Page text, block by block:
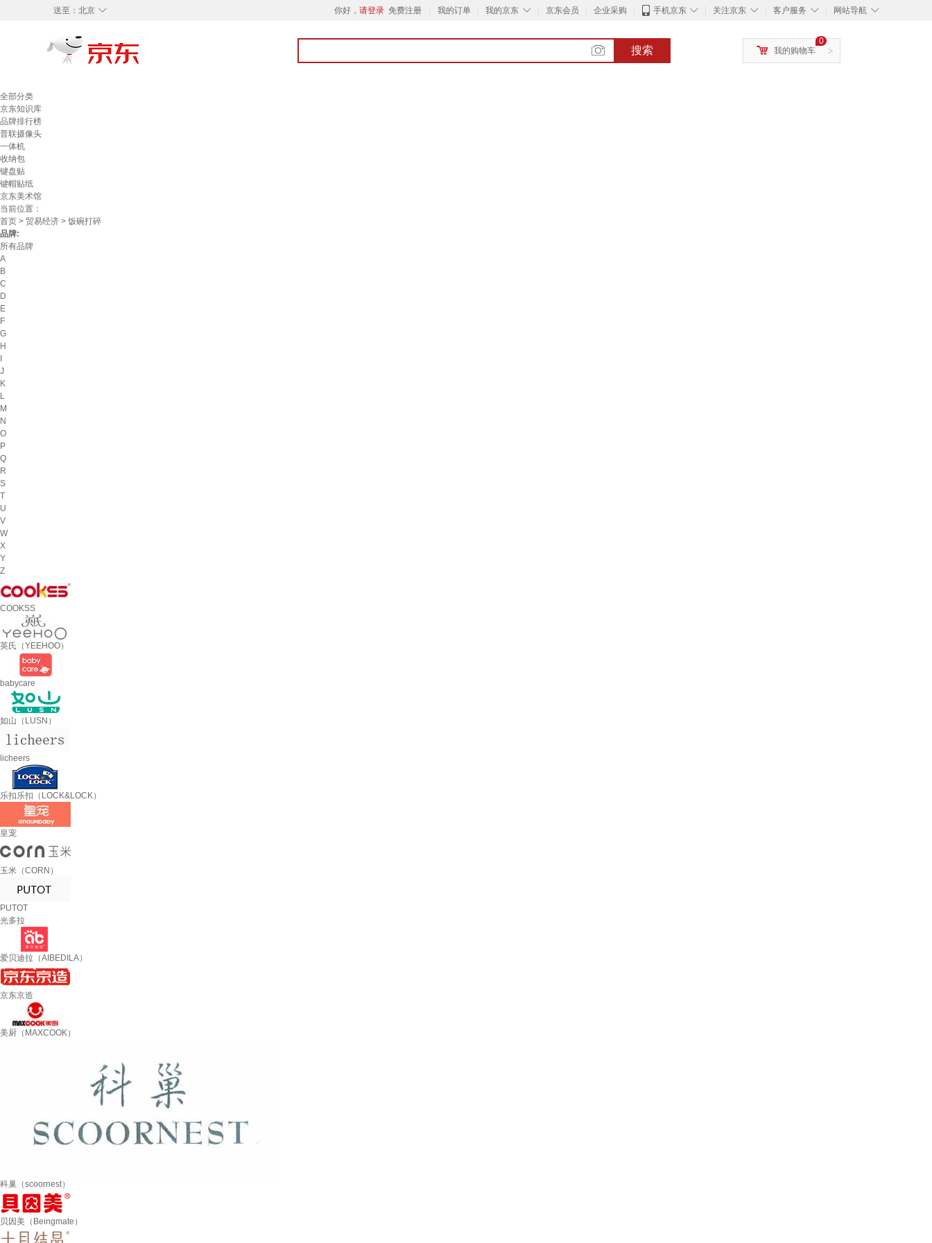
◇
送至： 北京 你好， 请登录 免费注册 我的订单 ◇
我的京东 京东会员 企业采购 ◇
手机京东 ◇
关注京东 ◇
客户服务 ◇
网站导航
搜索 >
0
我的购物车
全部分类
京东知识库
品牌排行榜
普联摄像头
一体机
收纳包
键盘贴
键帽贴纸
京东美术馆
当前位置：
首页 > 贸易经济 > 饭碗打碎
品牌:
所有品牌
A
B
C
D
E
F
G
H
J
K
L
M
N
O
P
Q
R
S
T
U
V
W
X
Y
Z
COOKSS
英氏（YEEHOO）
babycare
如山（LUSN）
licheers
乐扣乐扣（LOCK&LOCK）
皇宠
玉米（CORN）
PUTOT
光多拉
爱贝迪拉（AIBEDILA）
京东京造
美厨（MAXCOOK）
科巢（scoornest）
贝因美（Beingmate）